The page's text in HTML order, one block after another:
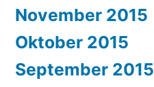
November 2015
Oktober 2015
September 2015